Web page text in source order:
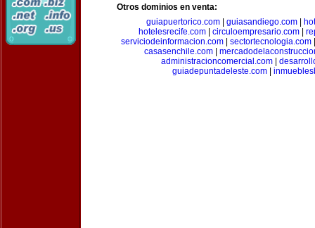
Otros dominios en venta:
guiapuertorico.com| guiasandiego.com|
hotelesrecife.com| circuloempresario.com|
serviciodeinformacion.com
sectortecnologia.com
casasenchile.com|
administracioncomercial.com|
guiadepuntadeleste.com